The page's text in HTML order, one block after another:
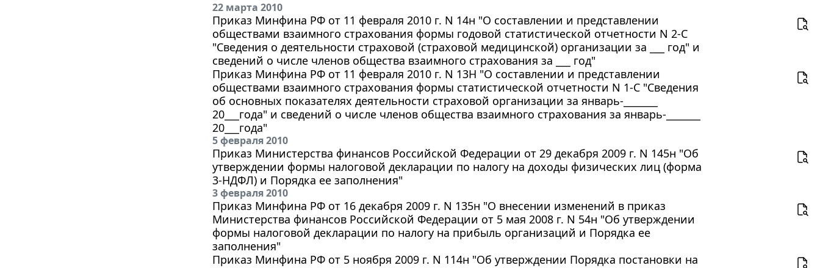
22 марта 2010
Приказ Минфина РФ от 11 февраля 2010 г. N 14н "О составлении и представлении
обществами взаимного страхования формы годовой статистической отчетности N 2-С
"Сведения о деятельности страховой (страховой медицинской) организации за ___ год" и
сведений о числе членов общества взаимного страхования за ___ год"
Приказ Минфина РФ от 11 февраля 2010 г. N 13Н "О составлении и представлении
обществами взаимного страхования формы статистической отчетности N 1-С "Сведения
об основных показателях деятельности страховой организации за январь-_______
20___года" и сведений о числе членов общества взаимного страхования за январь-_______
20___года"
5 февраля 2010
Приказ Министерства финансов Российской Федерации от 29 декабря 2009 г. N 145н "Об
утверждении формы налоговой декларации по налогу на доходы физических лиц (форма
3-НДФЛ) и Порядка ее заполнения"
3 февраля 2010
Приказ Минфина РФ от 16 декабря 2009 г. N 135н "О внесении изменений в приказ
Министерства финансов Российской Федерации от 5 мая 2008 г. N 54н "Об утверждении
формы налоговой декларации по налогу на прибыль организаций и Порядка ее
заполнения"
Приказ Минфина РФ от 5 ноября 2009 г. N 114н "Об утверждении Порядка постановки на